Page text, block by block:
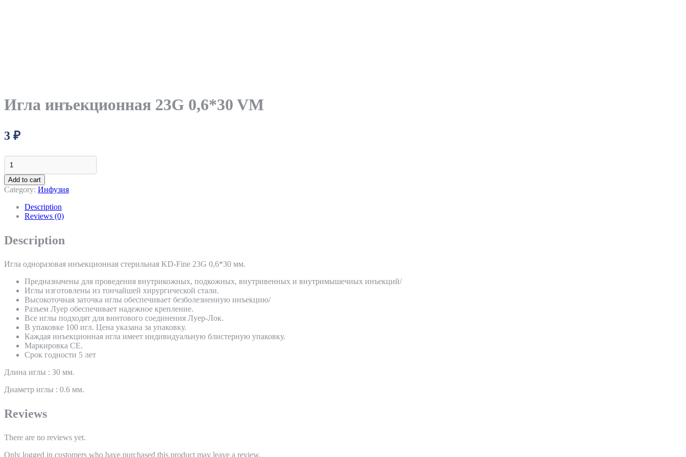
Игла инъекционная 23G 0,6*30 VM
3 ₽
Игла
инъекционная
23G
0,6*30
quantity
Add to cart
Category: Инфузия
Description
Reviews (0)
Description
Игла одноразовая инъекционная стерильная KD-Fine 23G 0,6*30 мм.
Предназначены для проведения внутрикожных, подкожных, внутривенных и внутримышечных инъекций/
Иглы изготовлены из тончайшей хирургической стали.
Высокоточная заточка иглы обеспечивает безболезненную инъекцию/
Разъем Луер обеспечивает надежное крепление.
Все иглы подходят для винтового соединения Луер-Лок.
В упаковке 100 игл. Цена указана за упаковку.
Каждая инъекционная игла имеет индивидуальную блистерную упаковку.
Маркировка СЕ.
Срок годности 5 лет
Длина иглы : 30 мм.
Диаметр иглы : 0.6 мм.
Reviews
There are no reviews yet.
Only logged in customers who have purchased this product may leave a review.